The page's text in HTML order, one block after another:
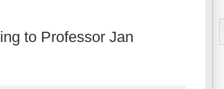
to Professor Jan